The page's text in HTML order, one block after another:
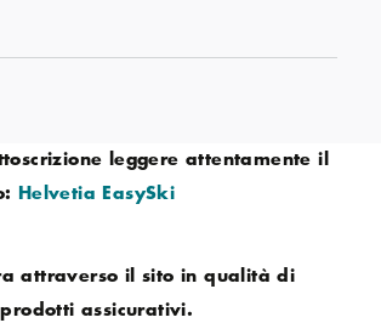
leggere attentamente il
Helvetia EasySki
attraverso il sito in qualità di
assicurativi.